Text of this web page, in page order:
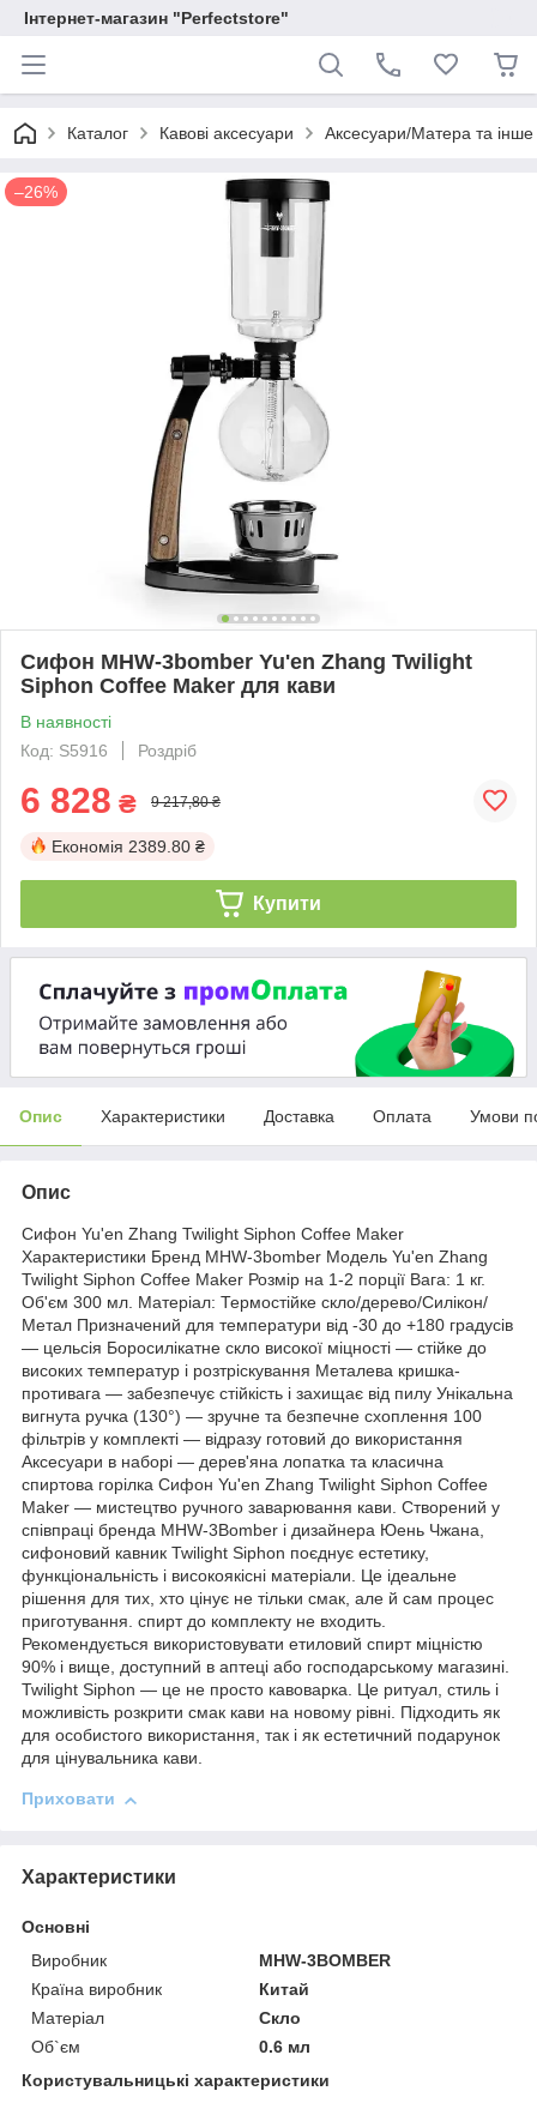
Інтернет-магазин "Perfectstore"
Каталог Кавові аксесуари Аксесуари/Матера та інше
–26%
Сифон MHW-3bomber Yu'en Zhang Twilight
Siphon Coffee Maker для кави
В наявності
Код: S5916
Роздріб
6 828 ₴ 9 217,80 ₴
Економія 2389.80 ₴
Купити
Опис Характеристики Доставка Оплата Умови
Опис
Сифон Yu'en Zhang Twilight Siphon Coffee Maker
Характеристики Бренд MHW-3bomber Модель Yu'en Zhang
Twilight Siphon Coffee Maker Розмір на 1-2 порції Вага: 1 кг.
Об'єм 300 мл. Матеріал: Термостійке скло/дерево/Силікон/
Метал Призначений для температури від -30 до +180 градусів
— цельсія Боросилікатне скло високої міцності — стійке до
високих температур і розтріскування Металева кришка-
противага — забезпечує стійкість і захищає від пилу Унікальна
вигнута ручка (130°) — зручне та безпечне схоплення 100
фільтрів у комплекті — відразу готовий до використання
Аксесуари в наборі — дерев'яна лопатка та класична
спиртова горілка Сифон Yu'en Zhang Twilight Siphon Coffee
Maker — мистецтво ручного заварювання кави. Створений у
співпраці бренда MHW-3Bomber і дизайнера Юень Чжана,
сифоновий кавник Twilight Siphon поєднує естетику,
функціональність і високоякісні матеріали. Це ідеальне
рішення для тих, хто цінує не тільки смак, але й сам процес
приготування. спирт до комплекту не входить.
Рекомендується використовувати етиловий спирт міцністю
90% і вище, доступний в аптеці або господарському магазині.
Twilight Siphon — це не просто кавоварка. Це ритуал, стиль і
можливість розкрити смак кави на новому рівні. Підходить як
для особистого використання, так і як естетичний подарунок
для цінувальника кави.
Приховати
Характеристики
Основні
Виробник
MHW-3BOMBER
Країна виробник
Китай
Матеріал
Скло
Об`єм
0.6 мл
Користувальницькі характеристики